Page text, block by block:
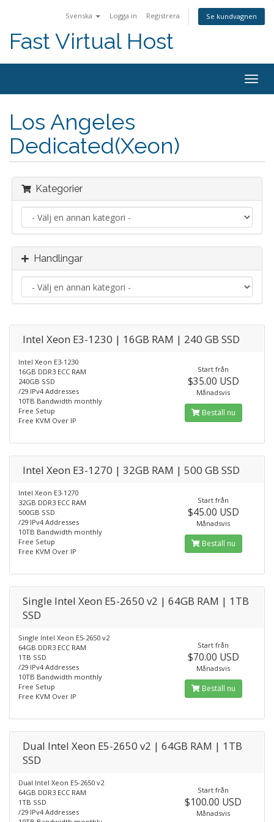
Svenska Logga in Registrera Se kundvagnen
Fast Virtual Host
Los Angeles
Dedicated(Xeon)
Kategorier
Handlingar
Intel Xeon E3-1230 | 16GB RAM | 240 GB SSD
Intel Xeon E3-1230
16GB DDR3 ECC RAM
240GB SSD
/29 IPv4 Addresses
10TB Bandwidth monthly
Free Setup
Free KVM Over IP
Start från
$35.00 USD
Månadsvis
Beställ nu
Intel Xeon E3-1270 | 32GB RAM | 500 GB SSD
Intel Xeon E3-1270
32GB DDR3 ECC RAM
500GB SSD
/29 IPv4 Addresses
10TB Bandwidth monthly
Free Setup
Free KVM Over IP
Start från
$45.00 USD
Månadsvis
Beställ nu
Single Intel Xeon E5-2650 v2 | 64GB RAM | 1TB
SSD
Single Intel Xeon E5-2650 v2
64GB DDR3 ECC RAM
1TB SSD
/29 IPv4 Addresses
10TB Bandwidth monthly
Free Setup
Free KVM Over IP
Start från
$70.00 USD
Månadsvis
Beställ nu
Dual Intel Xeon E5-2650 v2 | 64GB RAM | 1TB
SSD
Dual Intel Xeon E5-2650 v2
64GB DDR3 ECC RAM
1TB SSD
/29 IPv4 Addresses
Start från
$100.00 USD
Månadsvis